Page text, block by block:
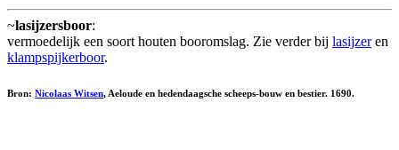
~lasijzersboor:
vermoedelijk een soort houten booromslag. Zie verder bij lasijzeren
klampspijkerboor.
Bron: Nicolaas Witsen, Aeloude en hedendaagsche scheeps-bouw en bestier. 1690.